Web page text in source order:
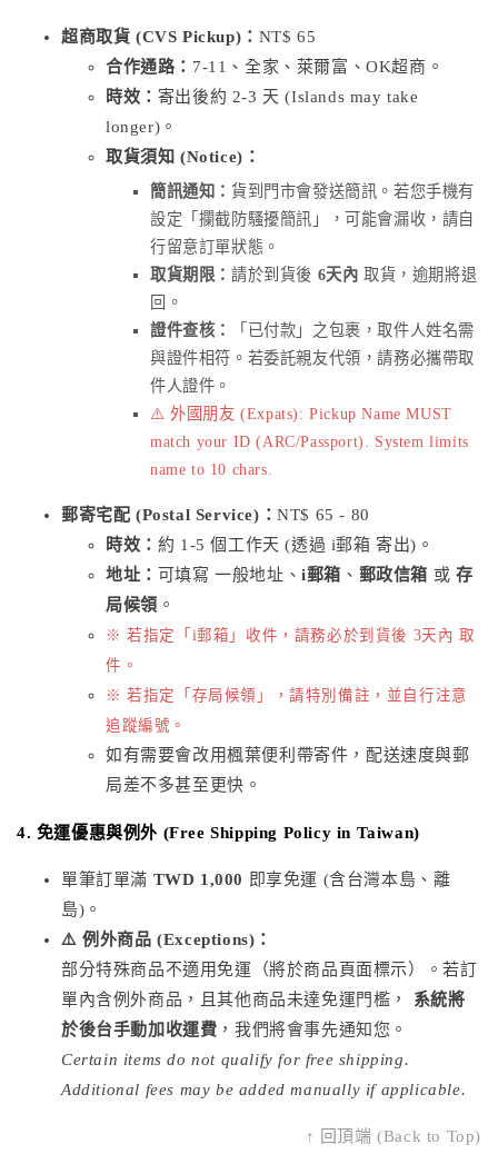
超商取貨 (CVS Pickup)： NT$ 65
合作通路： 7-11、全家、萊爾富、OK超商。
時效： 寄出後約 2-3 天 (Islands may take
longer)。
取貨須知 (Notice)：
簡訊通知： 貨到門市會發送簡訊。若您手機有
設定「攔截防騷擾簡訊」，可能會漏收，請自
行留意訂單狀態。
取貨期限： 請於到貨後 6天內 取貨，逾期將退
回。
證件查核：
「已付款」之包裹，取件人姓名需
與證件相符。若委託親友代領，請務必攜帶取
件人證件。
⚠️ 外國朋友 (Expats): Pickup Name MUST
match your ID (ARC/Passport). System limits
name to 10 chars.
郵寄宅配 (Postal Service)：NT$ 65 - 80
時效： 約 1-5 個工作天 (透過 i郵箱 寄出)。
地址： 可填寫 一般地址、i郵箱 、 郵政信箱 或 存
局候領 。
※ 若指定「i郵箱」收件，請務必於到貨後 3天內 取
件。
※ 若指定「存局候領」，請特別備註，並自行注意
追蹤編號。
如有需要會改用楓葉便利帶寄件，配送速度與郵
局差不多甚至更快。
4. 免運優惠與例外 (Free Shipping Policy in Taiwan)
單筆訂單滿 TWD 1,000 即享免運 (含台灣本島、離
島)。
⚠️ 例外商品 (Exceptions)：
部分特殊商品不適用免運（將於商品頁面標示）。若訂
單內含例外商品，且其他商品未達免運門檻， 系統將
於後台手動加收運費 ，我們將會事先通知您。
Certain items do not qualify for free shipping.
Additional fees may be added manually if applicable.
↑ 回頂端 (Back to Top)